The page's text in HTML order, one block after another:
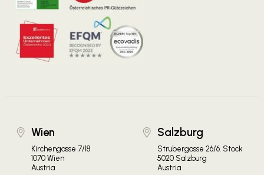
Wien
Kirchengasse 7/18
1070 Wien
Austria
Salzburg
Strubergasse 26/6. Stock
5020 Salzburg
Austria